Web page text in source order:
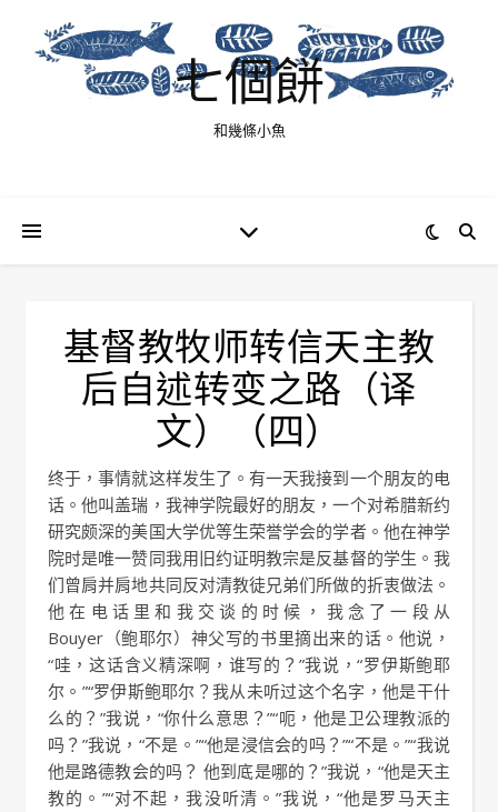
七個餅
和幾條小魚
基督教牧师转信天主教
后自述转变之路（译
文）（四）
终于，事情就这样发生了。有一天我接到一个朋友的电
话。他叫盖瑞，我神学院最好的朋友，一个对希腊新约
研究颇深的美国大学优等生荣誉学会的学者。他在神学
院时是唯一赞同我用旧约证明教宗是反基督的学生。我
们曾肩并肩地共同反对清教徒兄弟们所做的折衷做法。
他在电话里和我交谈的时候，我念了一段从
Bouyer（鲍耶尔）神父写的书里摘出来的话。他说，
“哇，这话含义精深啊，谁写的？”我说，“罗伊斯鲍耶
尔。”“罗伊斯鲍耶尔？我从未听过这个名字，他是干什
么的？”我说，“你什么意思？”“呃，他是卫公理教派的
吗？”我说，“不是。”“他是浸信会的吗？”“不是。”“我说
他是路德教会的吗？ 他到底是哪的？”我说，“他是天主
教的。”“对不起，我没听清。”我说，“他是罗马天主